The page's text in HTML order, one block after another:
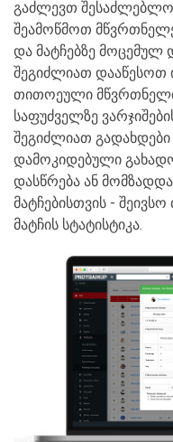
გაძლევთ
შეამოწმოთ
და მატჩებზე მოცემულ
შეგიძლიათ დააწესოთ
თითოეული
საფუძველზე
შეგიძლიათ
დამოკიდებული
დასწრება ან
მატჩებისთვის -
მატჩის სტატისტიკა.